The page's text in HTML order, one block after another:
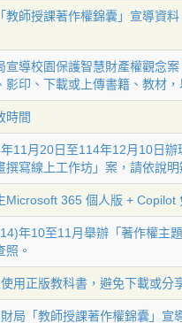
教師授課著作權錦囊」宣導資
宣導校園保護智慧財產權觀念
印、下載或上傳書籍、教材
時間
11月20日至114年12月10日
寫線上工作坊」案，請依說明
Microsoft 365 個人版 + Copilot
年10至11月舉辦「著作權主
。
用正版教科書，避免下載或分
局「教師授課著作權錦囊」